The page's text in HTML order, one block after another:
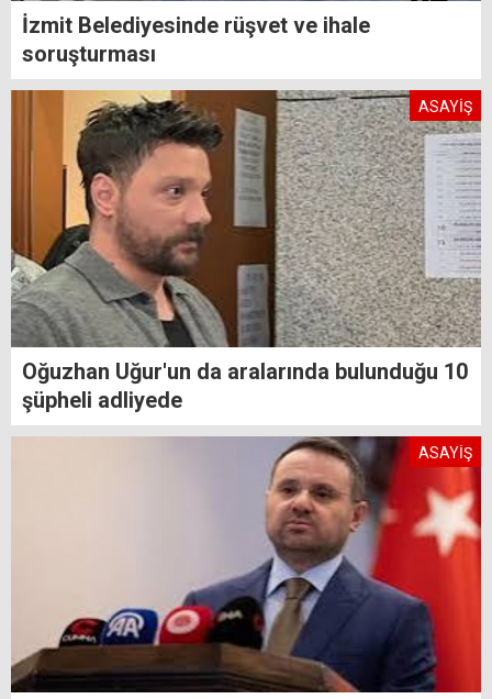
İzmit Belediyesinde rüşvet ve ihale
soruşturması
ASAYİŞ
Oğuzhan Uğur'un da aralarında bulunduğu 10
şüpheli adliyede
ASAYİŞ